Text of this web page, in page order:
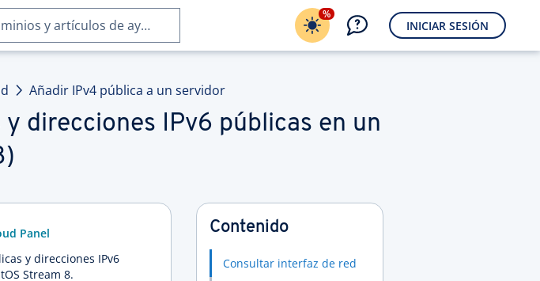
Buscar
funciones,
artículos
ayuda
%
INICIAR SESIÓN
Añadir IPv4 pública a un servidor
direcciones IPv6 públicas en un
Panel
y direcciones IPv6
Stream 8.
Contenido
Consultar interfaz de red